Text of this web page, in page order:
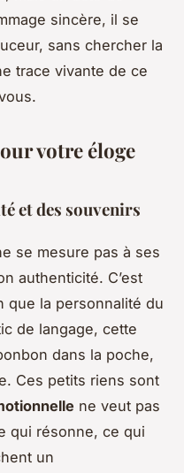
sincère, il se
sans chercher la
trace vivante de ce
votre éloge
et des souvenirs
se mesure pas à ses
authenticité. C’est
que la personnalité du
de langage, cette
dans la poche,
Ces petits riens sont
ne veut pas
qui résonne, ce qui
un